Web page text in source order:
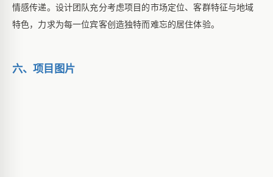
情感传递。设计团队充分考虑项目的市场定位、客群特征与地域
特色，力求为每一位宾客创造独特而难忘的居住体验。
六、项目图片